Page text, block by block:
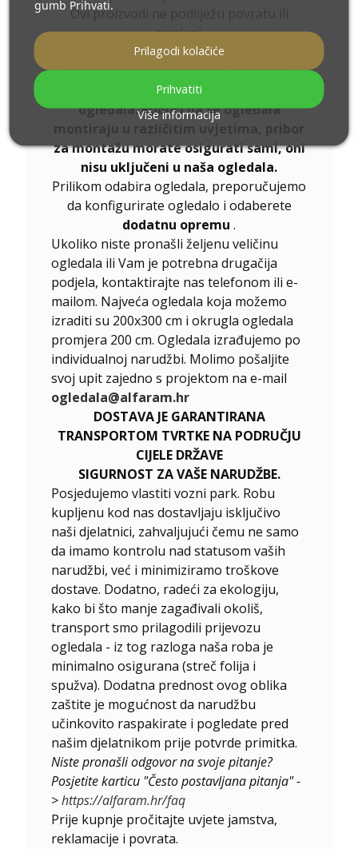
Ovi proizvodi ne podliježu povratu ili
zamjeni.
Naša tvrtka ne nudi usluge
postavljanja ogledala za kupce. Mi
samo proizvodimo i isporučujemo
ogledala. Budući da se ogledala
za montažu morate osigurati sami, oni
nisu uključeni u naša ogledala.
Prilikom odabira ogledala, preporučujemo
da konfigurirate ogledalo i odaberete
dodatnu opremu .
Ukoliko niste pronašli željenu veličinu
ogledala ili Vam je potrebna drugačija
podjela, kontaktirajte nas telefonom ili e-
mailom. Najveća ogledala koja možemo
izraditi su 200x300 cm i okrugla ogledala
promjera 200 cm. Ogledala izrađujemo po
individualnoj narudžbi. Molimo pošaljite
svoj upit zajedno s projektom na e-mail
ogledala@alfaram.hr
DOSTAVA JE GARANTIRANA
TRANSPORTOM TVRTKE NA PODRUČJU
CIJELE DRŽAVE
SIGURNOST ZA VAŠE NARUDŽBE.
Posjedujemo vlastiti vozni park. Robu
kupljenu kod nas dostavljaju isključivo
naši djelatnici, zahvaljujući čemu ne samo
da imamo kontrolu nad statusom vaših
narudžbi, već i minimiziramo troškove
dostave. Dodatno, radeći za ekologiju,
kako bi što manje zagađivali okoliš,
transport smo prilagodili prijevozu
ogledala - iz tog razloga naša roba je
minimalno osigurana (streč folija i
spužva). Dodatna prednost ovog oblika
zaštite je mogućnost da narudžbu
učinkovito raspakirate i pogledate pred
našim djelatnikom prije potvrde primitka.
Niste pronašli odgovor na svoje pitanje?
Posjetite karticu "Često postavljana pitanja" -
>https://alfaram.hr/faq
Prije kupnje pročitajte uvjete jamstva,
reklamacije i povrata.
gumb Prihvati.
Više informacija
Prilagodi kolačiće
Prihvatiti